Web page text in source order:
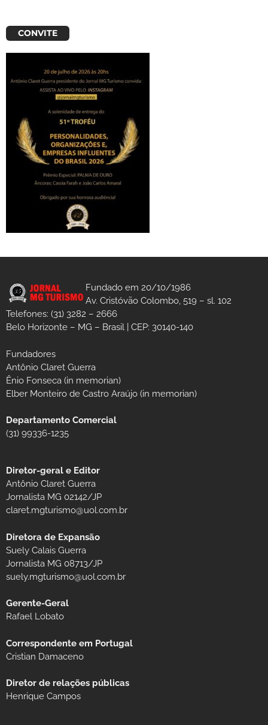
CONVITE
Fundado em 20/10/1986
Av. Cristóvão Colombo, 519 – sl. 102
Telefones: (31) 3282 – 2666
Belo Horizonte – MG – Brasil | CEP: 30140-140
Fundadores
Antônio Claret Guerra
Ênio Fonseca (in memorian)
Elber Monteiro de Castro Araújo (in memorian)
Departamento Comercial
(31) 99336-1235
Diretor-geral e Editor
Antônio Claret Guerra
Jornalista MG 02142/JP
claret.mgturismo@uol.com.br
Diretora de Expansão
Suely Calais Guerra
Jornalista MG 08713/JP
suely.mgturismo@uol.com.br
Gerente-Geral
Rafael Lobato
Correspondente em Portugal
Cristian Damaceno
Diretor de relações públicas
Henrique Campos